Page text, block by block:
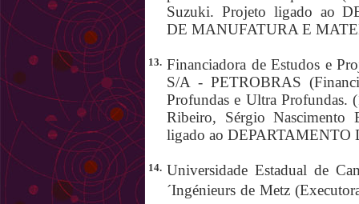
Suzuki. Projeto ligado ao
DE MANUFATURA E
13. Financiadora de Estudos e
S/A - PETROBRAS
Profundas e Ultra Profundas.
Ribeiro, Sérgio Nascimento
ligado ao DEPARTAMENTO
14. Universidade Estadual de
´Ingénieurs de Metz